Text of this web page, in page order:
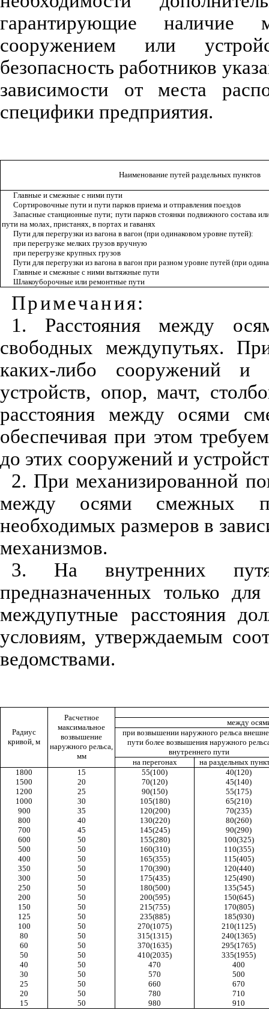
гарантирующие
сооружением или
безопасность работников
зависимости от места
специфики предприятия.
Наименование путей раздельных пунктов
Главные и смежные с ними пути
Сортировочные пути и пути парков приема и отправления поездов
Запасные станционные пути; пути парков стоянки подвижного состава
пути на молах, пристанях, в портах и гаванях
Пути для перегрузки из вагона в вагон (при одинаковом уровне путей):
при перегрузке мелких грузов вручную
при перегрузке крупных грузов
Пути для перегрузки из вагона в вагон при разном уровне путей (при
Главные и смежные с ними вытяжные пути
Шлакоуборочные или ремонтные пути
Примечания:
1. Расстояния между
свободных междупутьях.
каких-либо сооружений и
устройств, опор, мачт,
расстояния между осями
обеспечивая при этом
до этих сооружений и
2. При механизированной
между осями смежных
необходимых размеров в
механизмов.
3. На внутренних
предназначенных только
междупутные расстояния
условиям, утверждаемым
ведомствами.
Радиус
кривой, м
Расчетное
максимальное
возвышение
наружного рельса,
мм
между
при возвышении наружного рельса
пути более возвышения наружного
внутреннего пути
на перегонах
на раздельных
1800
15 55(100)
40(120)
1500
20 70(120)
45(140)
1200
25 90(150)
55(175)
1000
30 105(180)
65(210)
900
35 120(200)
70(235)
800
40 130(220)
80(260)
700
45 145(245)
90(290)
600
50 155(280)
100(325)
500
50 160(310)
110(355)
400
50 165(355)
115(405)
350
50 170(390)
120(440)
300
50 175(435)
125(490)
250
50 180(500)
135(545)
200
50 200(595)
150(645)
150
50 215(755)
170(805)
125
50 235(885)
185(930)
100
50 270(1075)
210(1125)
80
50 315(1315)
240(1365)
60
50 370(1635)
295(1765)
50
50 410(2035)
335(1955)
40
50 470
400
30
50 570
500
25
50 660
670
20
50 780
710
15
50 980 910